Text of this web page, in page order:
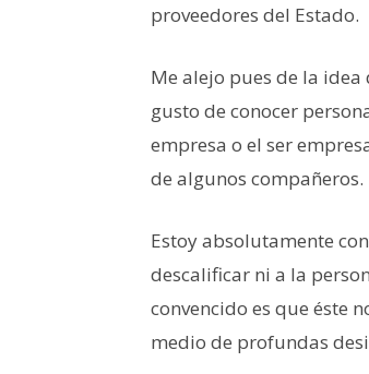
proveedores del Estado.
Me alejo pues de la
gusto de conocer
empresa o el ser
de algunos compañeros.
Estoy absolutamente
descalificar ni a la
convencido es que éste
medio de profundas